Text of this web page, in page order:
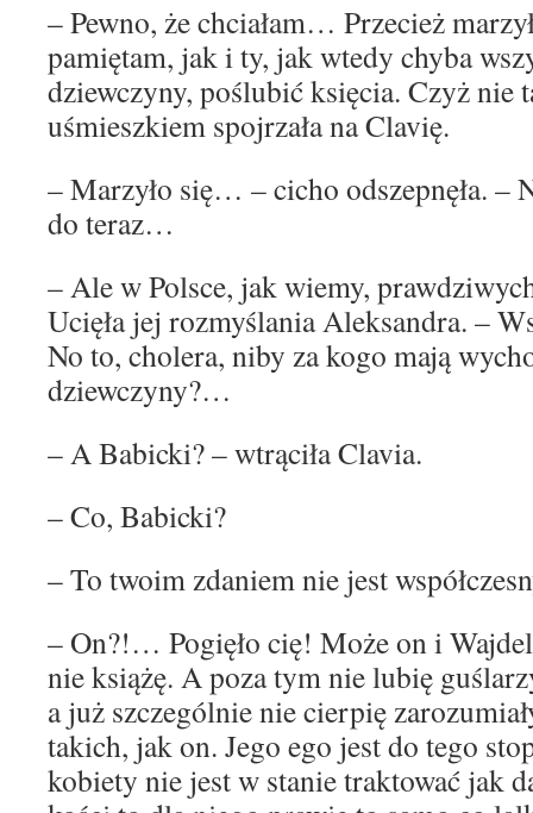
– Pewno, że chciałam… Przecież
pamiętam, jak i ty, jak wtedy chyba
dziewczyny, poślubić księcia. Czyż nie
uśmieszkiem spojrzała na Clavię.
– Marzyło się… – cicho odszepnęła. –
do teraz…
– Ale w Polsce, jak wiemy,
Ucięła jej rozmyślania Aleksandra. –
No to, cholera, niby za kogo mają
dziewczyny?…
– A Babicki? – wtrąciła Clavia.
– Co, Babicki?
– To twoim zdaniem nie jest
– On?!… Pogięło cię! Może on i
nie książę. A poza tym nie lubię
a już szczególnie nie cierpię
takich, jak on. Jego ego jest do tego
kobiety nie jest w stanie traktować jak